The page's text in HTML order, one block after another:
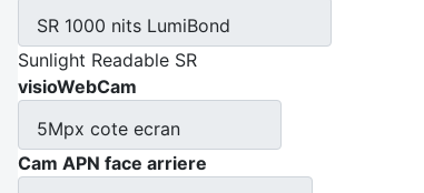
SR 1000 nits LumiBond
Sunlight Readable SR
visioWebCam
5Mpx cote ecran
Cam APN face arriere